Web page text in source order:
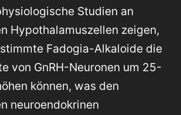
Studien an
Hypothalamuszellen zeigen,
Fadogia-Alkaloide die
von GnRH-Neuronen um 25-
können, was den
neuroendokrinen